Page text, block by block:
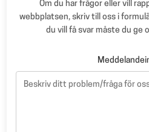
Om du har frågor eller vill
webbplatsen, skriv till oss i
du vill få svar måste du ge